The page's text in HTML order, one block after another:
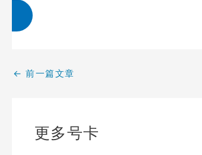
← 前一篇文章
更多号卡